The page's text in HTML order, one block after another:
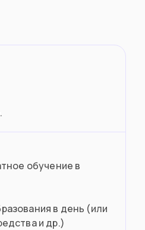
обучение в
в день (или
и др.)